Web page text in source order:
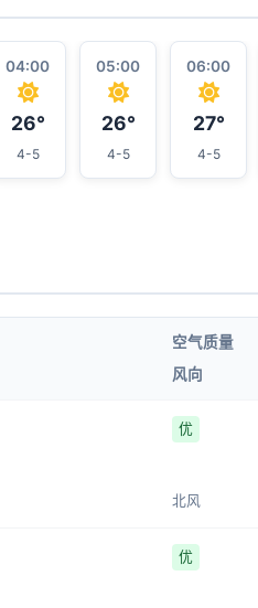
04:00
26°
4-5
05:00
26°
4-5
06:00
27°
4-5
空气质量
风向
优
北风
优